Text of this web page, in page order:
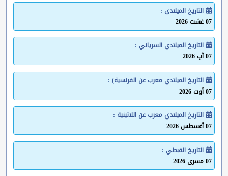
التاريخ الميلادي :
07 غشت 2026
التاريخ الميلادي السرياني :
07 آب 2026
التاريخ الميلادي معرب عن الفرنسية) :
07 أوت 2026
التاريخ الميلادي معرب عن اللاتينية :
07 أغسطس 2026
التاريخ القبطي :
07 مسرى 2026